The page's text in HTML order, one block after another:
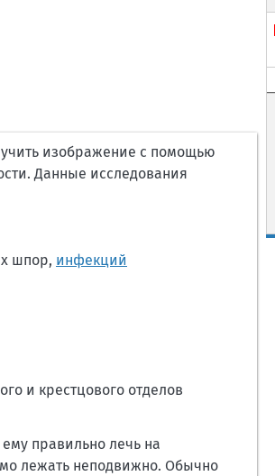
изображение с помощью
Данные исследования
шпор, инфекций
и крестцового отделов
правильно лечь на
лежать неподвижно. Обычно